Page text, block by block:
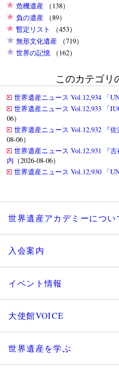
危機遺産（138）
負の遺産（89）
暫定リスト
（453）
無形文化遺産（719）
世界の記憶（162）
このカテゴリ
世界遺産ニュース Vol.12,934 「
世界遺産ニュース Vol.12,933 「
06）
世界遺産ニュース Vol.12,932 『佐
08-06）
世界遺産ニュース Vol.12,931 『
内 （2026-08-06）
世界遺産ニュース Vol.12,930 「
世界遺産アカデミーについ
組織図・役員
法人会員・協賛団体／公
入会案内
イベント情報
大使館VOICE
世界遺産を学ぶ